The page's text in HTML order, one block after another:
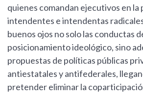
quienes comandan ejecutivos en la
intendentes e intendentas
buenos ojos no solo las conductas
posicionamiento ideológico, sino
propuestas de políticas públicas
antiestatales y antifederales,
pretender eliminar la